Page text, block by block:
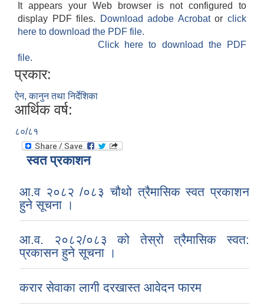
It appears your Web browser is not configured to
display PDF files.
Download adobe Acrobatorclick
here to download the PDF file.
Click here to download the PDF
file.
प्रकार:
ऐन, कानुन तथा निर्देशिका
आर्थिक वर्ष:
८०/८१
स्वत प्रकाशन
आ.व २०८२ /०८३ चौथो त्रैमासिक स्वत प्रकाशन
हुने सूचना ।
आ.व. २०८२/०८३ को तेस्रो त्रैमासिक स्वत:
प्रकासन हुने सूचना ।
करार सेवाका लागी दरखास्त आवेदन फारम